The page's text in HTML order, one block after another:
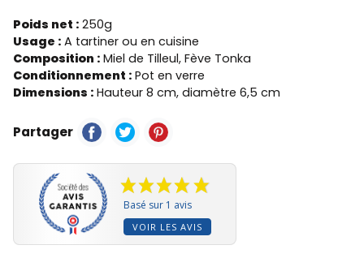
Poids net : 250g
Usage : A tartiner ou en cuisine
Composition : Miel de Tilleul, Fève Tonka
Conditionnement : Pot en verre
Dimensions : Hauteur 8 cm, diamètre 6,5 cm
Partager
Basé sur 1 avis
VOIR LES AVIS